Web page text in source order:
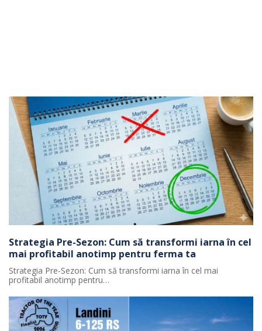
Strategia Pre-Sezon: Cum să transformi iarna în cel
mai profitabil anotimp pentru ferma ta
Strategia Pre-Sezon: Cum să transformi iarna în cel mai
profitabil anotimp pentru…